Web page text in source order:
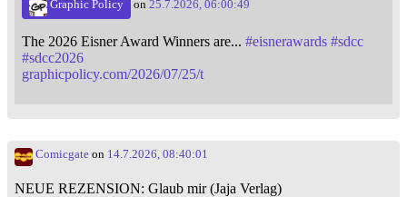
Graphic Policy on 25.7.2026, 06:00:49
The 2026 Eisner Award Winners are... #eisnerawards #sdcc
#sdcc2026
graphicpolicy.com/2026/07/25/t
Comicgate on 14.7.2026, 08:40:01
NEUE REZENSION: Glaub mir (Jaja Verlag)